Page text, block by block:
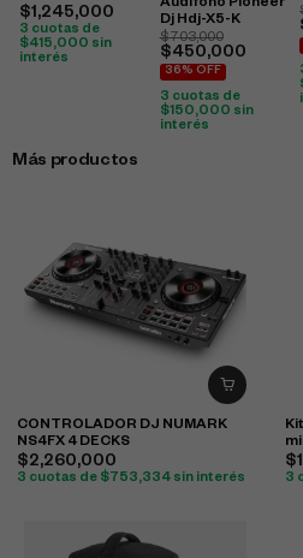
$1,245,000
3 cuotas de
$415,000 sin
interés
Audifono Pioneer
Dj Hdj-X5-K
$703,000
$450,000
36% OFF
3 cuotas de
$150,000 sin
interés
Más productos
CONTROLADOR DJ NUMARK
NS4FX 4 DECKS
$2,260,000
3 cuotas de $ 753,334 sin interés
$
3